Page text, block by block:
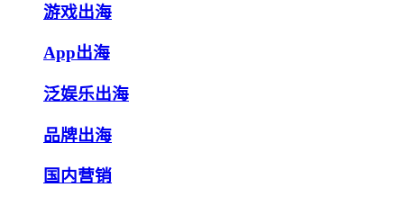
游戏出海
App出海
泛娱乐出海
品牌出海
国内营销